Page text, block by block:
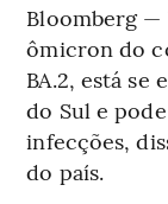
Bloomberg —
ômicron do
BA.2, está se
do Sul e
infecções,
do país.